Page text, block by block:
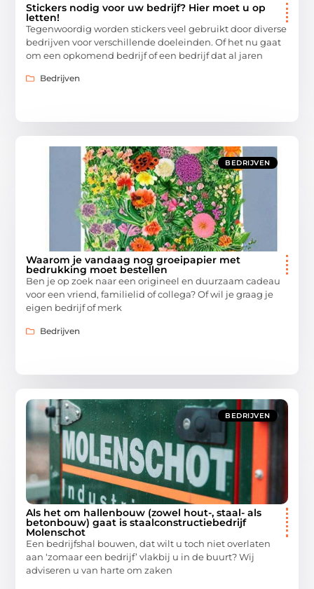
Stickers nodig voor uw bedrijf? Hier moet u op
letten!
Tegenwoordig worden stickers veel gebruikt door diverse
bedrijven voor verschillende doeleinden. Of het nu gaat
om een opkomend bedrijf of een bedrijf dat al jaren
Bedrijven
BEDRIJVEN
Waarom je vandaag nog groeipapier met
bedrukking moet bestellen
Ben je op zoek naar een origineel en duurzaam cadeau
voor een vriend, familielid of collega? Of wil je graag je
eigen bedrijf of merk
Bedrijven
BEDRIJVEN
Als het om hallenbouw (zowel hout-, staal- als
betonbouw) gaat is staalconstructiebedrijf
Molenschot
Een bedrijfshal bouwen, dat wilt u toch niet overlaten
aan ‘zomaar een bedrijf’ vlakbij u in de buurt? Wij
adviseren u van harte om zaken